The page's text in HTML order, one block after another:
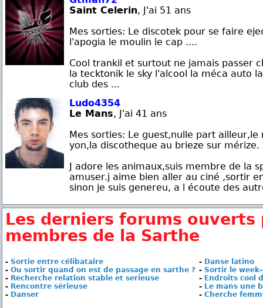
Saint Celerin, J'ai 51 ans
Mes sorties: Le discotek pour se faire
l'apogia le moulin le cap ....
Cool trankil et surtout ne jamais passer
la tecktonik le sky l'alcool la méca auto
club des ...
Ludo4354
Le Mans, J'ai 41 ans
Mes sorties: Le guest,nulle part
yon,la discotheque au brieze sur mérize.
J adore les animaux,suis membre de la
amuser.j aime bien aller au ciné ,sortir
sinon je suis genereu, a l écoute des
Les derniers forums ouverts
membres de la Sarthe
- Sortie entre célibataire
- Ou sortir quand on est de passage en sarthe ?
- Recherche relation stable et serieuse
- Rencontre sérieuse
- Danser
- Danse latino
- Sortir le
- Endroits cool
- Le mans une
- Cherche